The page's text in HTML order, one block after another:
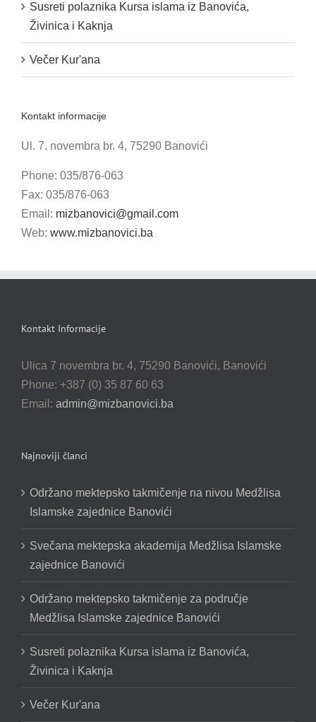
Susreti polaznika Kursa islama iz Banovića,
Živinica i Kaknja
Večer Kur'ana
Kontakt informacije
Ul. 7. novembra br. 4, 75290 Banovići
Phone: 035/876-063
Fax: 035/876-063
Email: mizbanovici@gmail.com
Web: www.mizbanovici.ba
Kontakt Informacije
Ulica 7 novembra br. 4, 75290 Banovići, Banovići
Phone: +387 (0) 35 87 60 63
Email: admin@mizbanovici.ba
Najnoviji članci
Održano mektepsko takmičenje na nivou Medžlisa
Islamske zajednice Banovići
Svečana mektepska akademija Medžlisa Islamske
zajednice Banovići
Održano mektepsko takmičenje za područje
Medžlisa Islamske zajednice Banovići
Susreti polaznika Kursa islama iz Banovića,
Živinica i Kaknja
Večer Kur'ana